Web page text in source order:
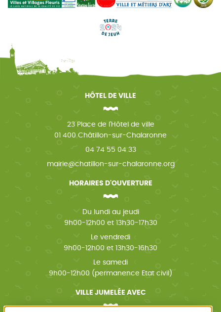
HÔTEL DE VILLE
23 Place de l'Hôtel de ville
01 400 Châtillon-sur-Chalaronne
04 74 55 04 33
mairie@chatillon-sur-chalaronne.org
HORAIRES D'OUVERTURE
Du lundi au jeudi
9h00-12h00 et 13h30-17h30
Le vendredi
9h00-12h00 et 13h30-16h30
Le samedi
9h00-12h00 (permanence Etat civil)
VILLE JUMELÉE AVEC